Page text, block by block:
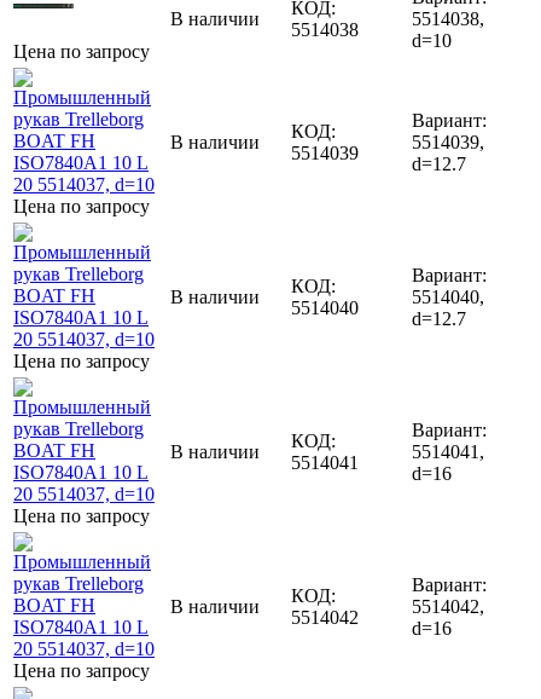
Цена по запросу
В наличии
КОД:
5514038
5514038,
d=10
Цена по запросу
В наличии
КОД:
5514039
Вариант:
5514039,
d=12.7
Цена по запросу
В наличии
КОД:
5514040
Вариант:
5514040,
d=12.7
Цена по запросу
В наличии
КОД:
5514041
Вариант:
5514041,
d=16
Цена по запросу
В наличии
КОД:
5514042
Вариант:
5514042,
d=16